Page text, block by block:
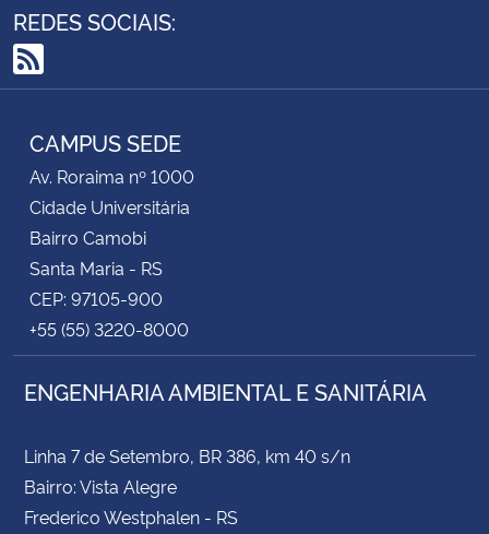
Advocacia-Geral da União
REDES SOCIAIS:
RSS
CAMPUS SEDE
Av. Roraima nº 1000
Cidade Universitária
Bairro Camobi
Santa Maria - RS
CEP: 97105-900
+55 (55) 3220-8000
ENGENHARIA AMBIENTAL E SANITÁRIA
Linha 7 de Setembro, BR 386, km 40 s/n
Bairro: Vista Alegre
Frederico Westphalen - RS